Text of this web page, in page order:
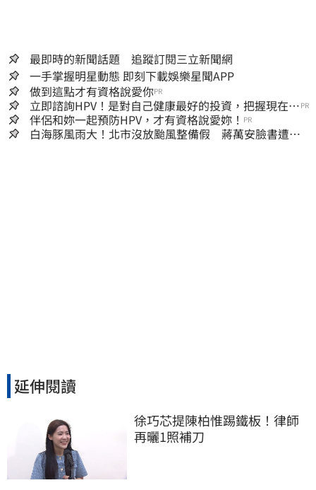
最即時的新聞話題 追蹤訂閱三立新聞網
一手掌握明星動態 即刻下載娛樂星聞APP
做到這點才有資格說愛你PR
立即諮詢HPV！是對自己健康最好的投資，把握現在不
嫌晚！
PR
伴侶和妳一起預防HPV，才有資格說愛妳！ PR
白海豚風雨大！北市沒放颱風整備假 蔣萬安臉書遭網
延伸閱讀
徐巧芯提陳柏惟踢鐵板！律師
再曬1照補刀